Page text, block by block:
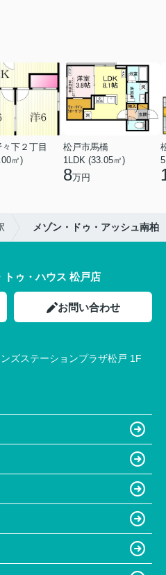
下２丁目
㎡)
松戸市馬橋
1LDK (33.05㎡)
8万円
メゾン・ドゥ・アッシュ南柏
トゥ・ハウス 松戸店
お問い合わせ
ズステーションプラザ松戸 1F